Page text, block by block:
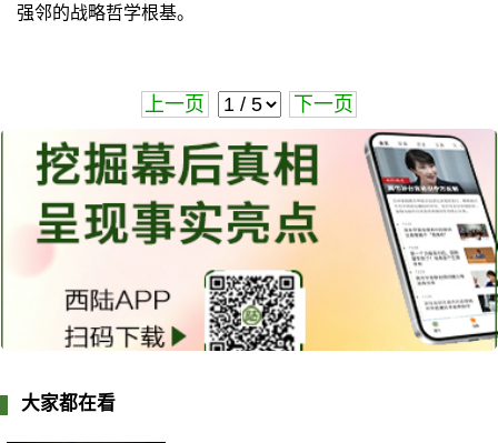
强邻的战略哲学根基。
上一页 下一页
大家都在看